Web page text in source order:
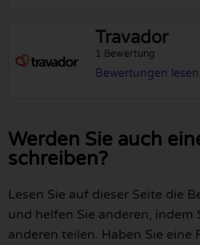
Travador
1 Bewertung
Bewertungen
Werden Sie auch
schreiben?
Lesen Sie auf dieser Seite die
und helfen Sie anderen, indem
anderen teilen. Haben Sie eine